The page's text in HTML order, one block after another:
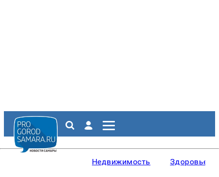
Недвижимость Здоровье